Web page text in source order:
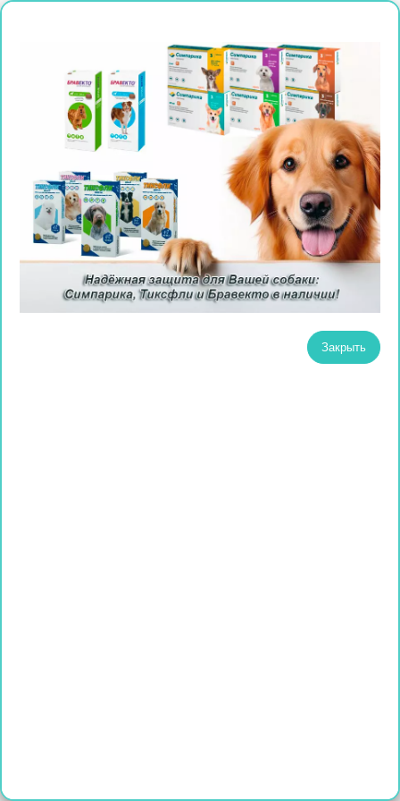
Закрыть